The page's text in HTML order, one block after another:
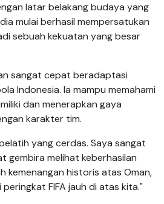
latar belakang budaya yang
mulai berhasil mempersatukan
sebuah kekuatan yang besar
sangat cepat beradaptasi
Indonesia. Ia mampu memahami
dan menerapkan gaya
karakter tim.
yang cerdas. Saya sangat
gembira melihat keberhasilan
kemenangan historis atas Oman,
FIFA jauh di atas kita."